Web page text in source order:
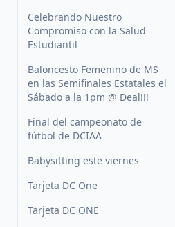
Celebrando Nuestro
Compromiso con la Salud
Estudiantil
Baloncesto Femenino de MS
en las Semifinales Estatales el
Sábado a la 1pm @ Deal!!!
Final del campeonato de
fútbol de DCIAA
Babysitting este viernes
Tarjeta DC One
Tarjeta DC ONE